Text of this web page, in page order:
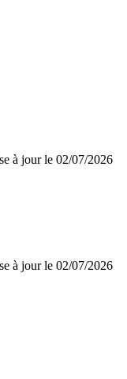
à jour le 02/07/2026
à jour le 02/07/2026